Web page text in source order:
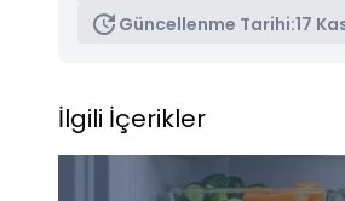
Güncellenme Tarihi:17
İlgili İçerikler